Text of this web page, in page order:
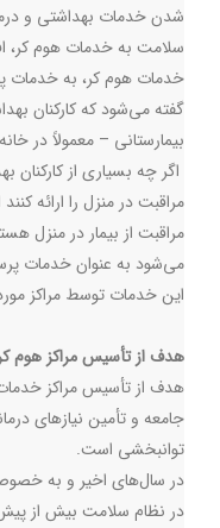
شدن خدمات بهداشتی و
سلامت به خدمات هوم کر،
خدمات هوم کر، به خدمات
گفته می‌شود که کارکنان
بیمارستانی – معمولاً در
اگر چه بسیاری از
مراقبت در منزل را ارائه
مراقبت از بیمار در منزل
می‌شود به عنوان خدمات
این خدمات توسط مراکز
هدف از تأسیس مراکز هوم
هدف از تأسیس مراکز
جامعه و تأمین نیازهای
توانبخشی است.
در سال‌های اخیر و به
در نظام سلامت بیش از